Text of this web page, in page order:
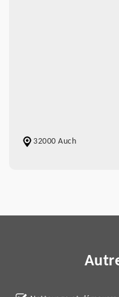
32000 Auch